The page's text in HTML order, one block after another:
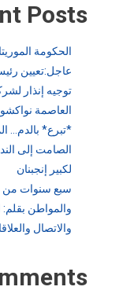
Posts
الحكومة
عاجل:تعيين
توجيه إنذار
العاصمة
*تبرع* بالدم…
الصامت إلى
لكبير إنجبنان
سبع سنوات من
والمواطن بقلم:
والاتصال